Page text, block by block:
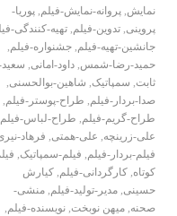
نمایش, پروانه-نمایش-فیلم, پوریا-
پروینی, تدوین-فیلم, تهیه-کنندگی-
جانشین-تهیه-فیلم, جشنواره-فیلم,
حمید-رضا-شمس, داود-امانی,
ثابت, سمپاتیک, شاهین-بوالحسنی,
صدا-بردار-فیلم, طراح-پوستر-فیلم,
طراح-گریم-فیلم, طراح-لباس-فیلم
علی-زرینچه, علی-همتی, فرهاد-
فیلم-بردار-فیلم, فیلم-سمپاتیک,
کوتاه, کارگردانی-فیلم, کیارش
حسینی, مدیر-تولید-فیلم, منشی-
صحنه, میهن نوبخت, نویسنده-فیلم,